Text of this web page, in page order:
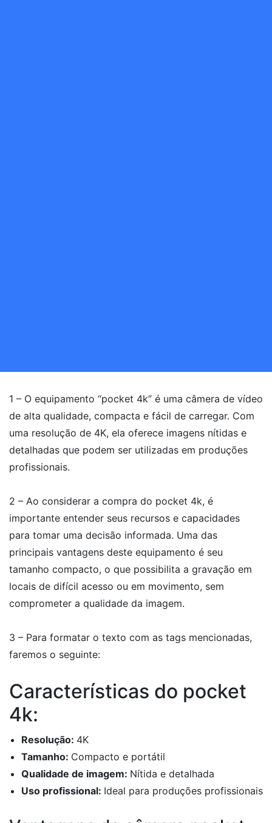
1 – O equipamento “pocket 4k” é uma câmera de vídeo
de alta qualidade, compacta e fácil de carregar. Com
uma resolução de 4K, ela oferece imagens nítidas e
detalhadas que podem ser utilizadas em produções
profissionais.
2 – Ao considerar a compra do pocket 4k, é
importante entender seus recursos e capacidades
para tomar uma decisão informada. Uma das
principais vantagens deste equipamento é seu
tamanho compacto, o que possibilita a gravação em
locais de difícil acesso ou em movimento, sem
comprometer a qualidade da imagem.
3 – Para formatar o texto com as tags mencionadas,
faremos o seguinte:
Características do pocket
4k:
Resolução: 4K
Tamanho: Compacto e portátil
Qualidade de imagem: Nítida e detalhada
Uso profissional: Ideal para produções profissionais